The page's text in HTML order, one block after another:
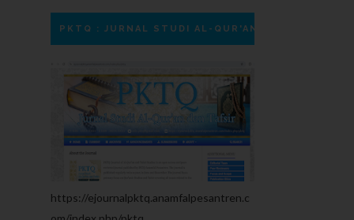
PKTQ : JURNAL STUDI AL-QUR'AN DAN TAFSIR
https://ejournalpktq.anamfalpesantren.c